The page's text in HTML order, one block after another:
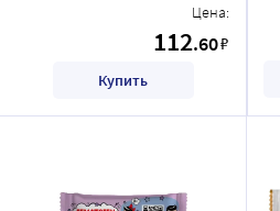
Цена:
112.60₽
Купить